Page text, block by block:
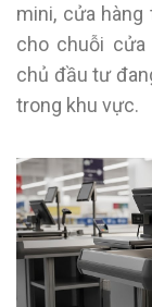
mini, cửa
cho chuỗi
chủ đầu tư
trong khu vực.